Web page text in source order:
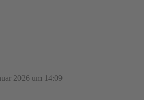
2026 um 14:09